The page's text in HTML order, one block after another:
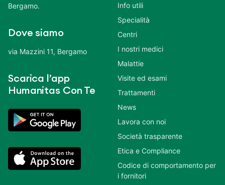
Bergamo.
Dove siamo
via Mazzini 11, Bergamo
Scarica l’app
Humanitas Con Te
Info utili
Specialità
Centri
I nostri medici
Malattie
Visite ed esami
Trattamenti
News
Lavora con noi
Società trasparente
Etica e Compliance
Codice di comportamento per
i fornitori